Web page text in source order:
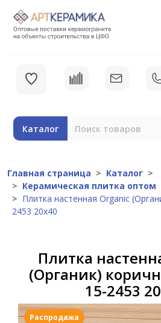
Каталог
Главная страница
Каталог
Керамическая плитка оптом
Плитка настенная Organic
2453 20х40
Плитка
(Органик)
15-2453
Распродажа